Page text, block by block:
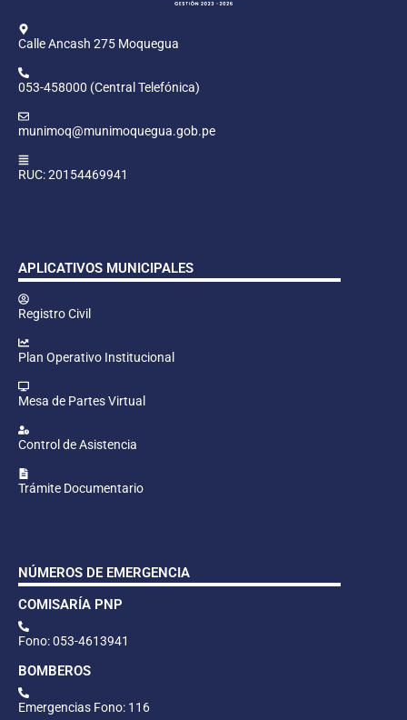
Calle Ancash 275 Moquegua
053-458000 (Central Telefónica)
munimoq@munimoquegua.gob.pe
RUC: 20154469941
APLICATIVOS MUNICIPALES
Registro Civil
Plan Operativo Institucional
Mesa de Partes Virtual
Control de Asistencia
Trámite Documentario
NÚMEROS DE EMERGENCIA
COMISARÍA PNP
Fono: 053-4613941
BOMBEROS
Emergencias Fono: 116